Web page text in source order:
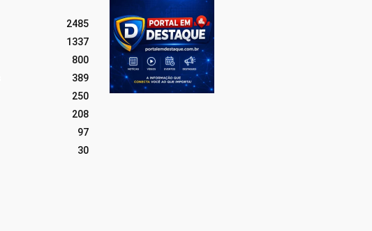
2485
1337
800
389
250
208
97
30